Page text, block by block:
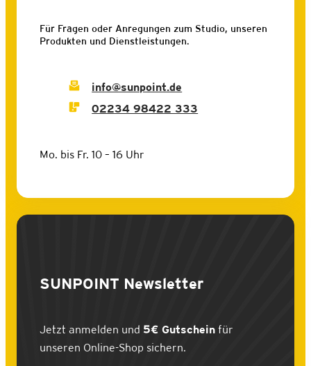
Für Fragen oder Anregungen zum Studio, unseren
Produkten und Dienstleistungen.
info@sunpoint.de
02234 98422 333
Mo. bis Fr. 10 – 16 Uhr
SUNPOINT Newsletter
Jetzt anmelden und 5€ Gutschein für
unseren Online-Shop sichern.